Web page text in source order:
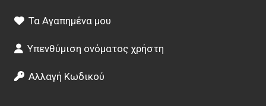
Τα Αγαπημένα μου
Υπενθύμιση ονόματος χρήστη
Αλλαγή Κωδικού